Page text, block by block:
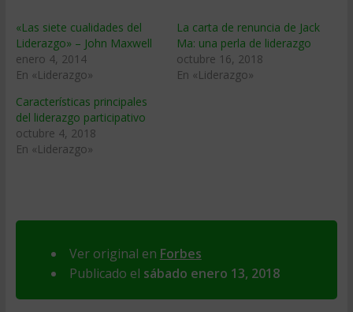
«Las siete cualidades del
Liderazgo» – John Maxwell
enero 4, 2014
En «Liderazgo»
La carta de renuncia de Jack
Ma: una perla de liderazgo
octubre 16, 2018
En «Liderazgo»
Características principales
del liderazgo participativo
octubre 4, 2018
En «Liderazgo»
Ver original en Forbes
Publicado el sábado enero 13, 2018